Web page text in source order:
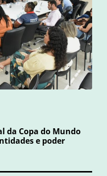
da Copa do Mundo
e poder